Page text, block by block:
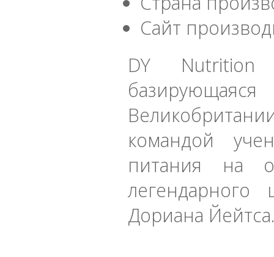
Сайт
DY Nutrition
командой
питания на
легендарного
Дориана